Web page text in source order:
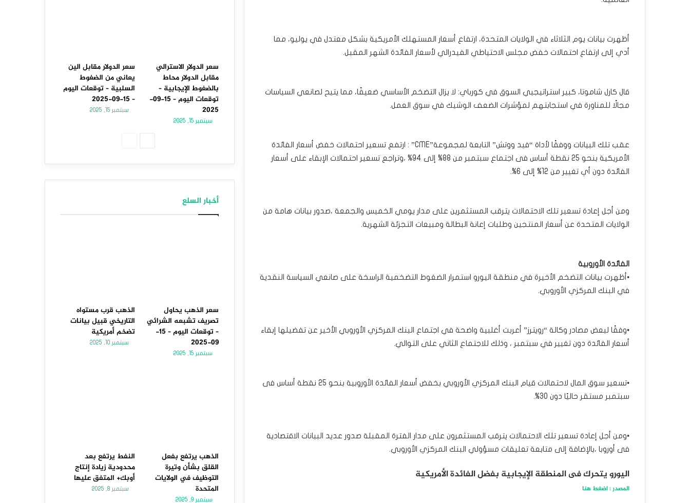
أظهرت بيانات يوم الثلاثاء في الولايات المتحدة، ارتفاع أسعار المستهلك الأمريكية بشكل معتدل في يوليو، مما
أدي إلى ارتفاع احتمالات خفض مجلس الاحتياطي الفيدرالي لأسعار الفائدة الشهر المقبل.
قال كارل شاموتا، كبير استراتيجيي السوق في كورباي: لا يزال التضخم الأساسي ضعيفًا، مما يتيح لصانعي السياسات
مجالًا للمناورة في استجابتهم لمؤشرات الضعف الوشيك في سوق العمل.
عقب تلك البيانات ووفقًا لأداة “فيد ووتش” التابعة لمجموعة‎‎‎‎‏”CME‏‎”‎‏ : ارتفع تسعير احتمالات خفض أسعار الفائدة
الأمريكية بنحو 25 نقطة ‏أساس فى اجتماع سبتمبر من 88% إلى 94% ،وتراجع تسعير احتمالات الإبقاء على أسعار
الفائدة دون أي تغيير من 12% إلى 6%.
ومن أجل إعادة تسعير تلك الاحتمالات يترقب المستثمرين على مدار يومي الخميس والجمعة ،صدور بيانات هامة من
الولايات المتحدة عن أسعار المنتجين وطلبات إعانة البطالة ومبيعات التجزئة الشهرية.
الفائدة الأوروبية
•أظهرت بيانات التضخم الأخيرة في منطقة اليورو استمرار الضغوط التضخمية الراسخة على صانعي السياسة النقدية
في البنك المركزي الأوروبي.
•وفقًا لبعض مصادر وكالة “رويترز” أعربت أغلبية واضحة في اجتماع البنك المركزي الأوروبي الأخير عن تفضيلها إبقاء
أسعار الفائدة دون تغيير في سبتمبر ، وذلك للاجتماع الثاني على التوالي.
•تسعير سوق المال لاحتمالات قيام البنك المركزي الأوروبي بخفض أسعار الفائدة الأوروبية بنحو 25 نقطة أساس فى
سبتمبر مستقر حاليًا دون 30%.
•ومن أجل إعادة تسعير تلك الاحتمالات يترقب المستثمرون على مدار الفترة المقبلة صدور عديد البيانات الاقتصادية
فى أوروبا ،بالإضافة إلى متابعة تعليقات مسؤولي البنك المركزي الأوروبي.
اليورو يتحرك فى المنطقة الإيجابية بفضل الفائدة الأمريكية
المصدر : اضغط هنا
سعر الدولار الاسترالي
مقابل الدولار محاط
بالضغوط الإيجابية –
توقعات اليوم – 15-09-
2025
سبتمبر 15, 2025
سعر الدولار مقابل الين
يعاني من الضغوط
السلبية – توقعات اليوم
– 15-09-2025
سبتمبر 15, 2025
أخبار السلع
سعر الذهب يحاول
تصريف تشبعه الشرائي
– توقعات اليوم – 15-
09-2025
سبتمبر 15, 2025
الذهب قرب مستواه
التاريخي قبيل بيانات
تضخم أمريكية
سبتمبر 10, 2025
الذهب يرتفع بفعل
القلق بشأن وتيرة
التوظيف في الولايات
المتحدة
سبتمبر 9, 2025
النفط يرتفع بعد
محدودية زيادة إنتاج
أوبك+ المتفق عليها
سبتمبر 8, 2025